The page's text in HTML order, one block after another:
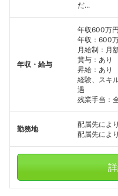
だ...
年収・給与
年収600万
年収：600
月給制：月
賞与：あり
昇給：あり
経験、スキ
遇
残業手当：
勤務地
配属先によ
配属先によ